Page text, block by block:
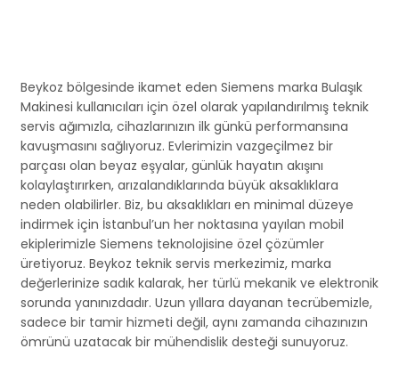
Beykoz bölgesinde ikamet eden Siemens marka Bulaşık
Makinesi kullanıcıları için özel olarak yapılandırılmış teknik
servis ağımızla, cihazlarınızın ilk günkü performansına
kavuşmasını sağlıyoruz. Evlerimizin vazgeçilmez bir
parçası olan beyaz eşyalar, günlük hayatın akışını
kolaylaştırırken, arızalandıklarında büyük aksaklıklara
neden olabilirler. Biz, bu aksaklıkları en minimal düzeye
indirmek için İstanbul’un her noktasına yayılan mobil
ekiplerimizle Siemens teknolojisine özel çözümler
üretiyoruz. Beykoz teknik servis merkezimiz, marka
değerlerinize sadık kalarak, her türlü mekanik ve elektronik
sorunda yanınızdadır. Uzun yıllara dayanan tecrübemizle,
sadece bir tamir hizmeti değil, aynı zamanda cihazınızın
ömrünü uzatacak bir mühendislik desteği sunuyoruz.